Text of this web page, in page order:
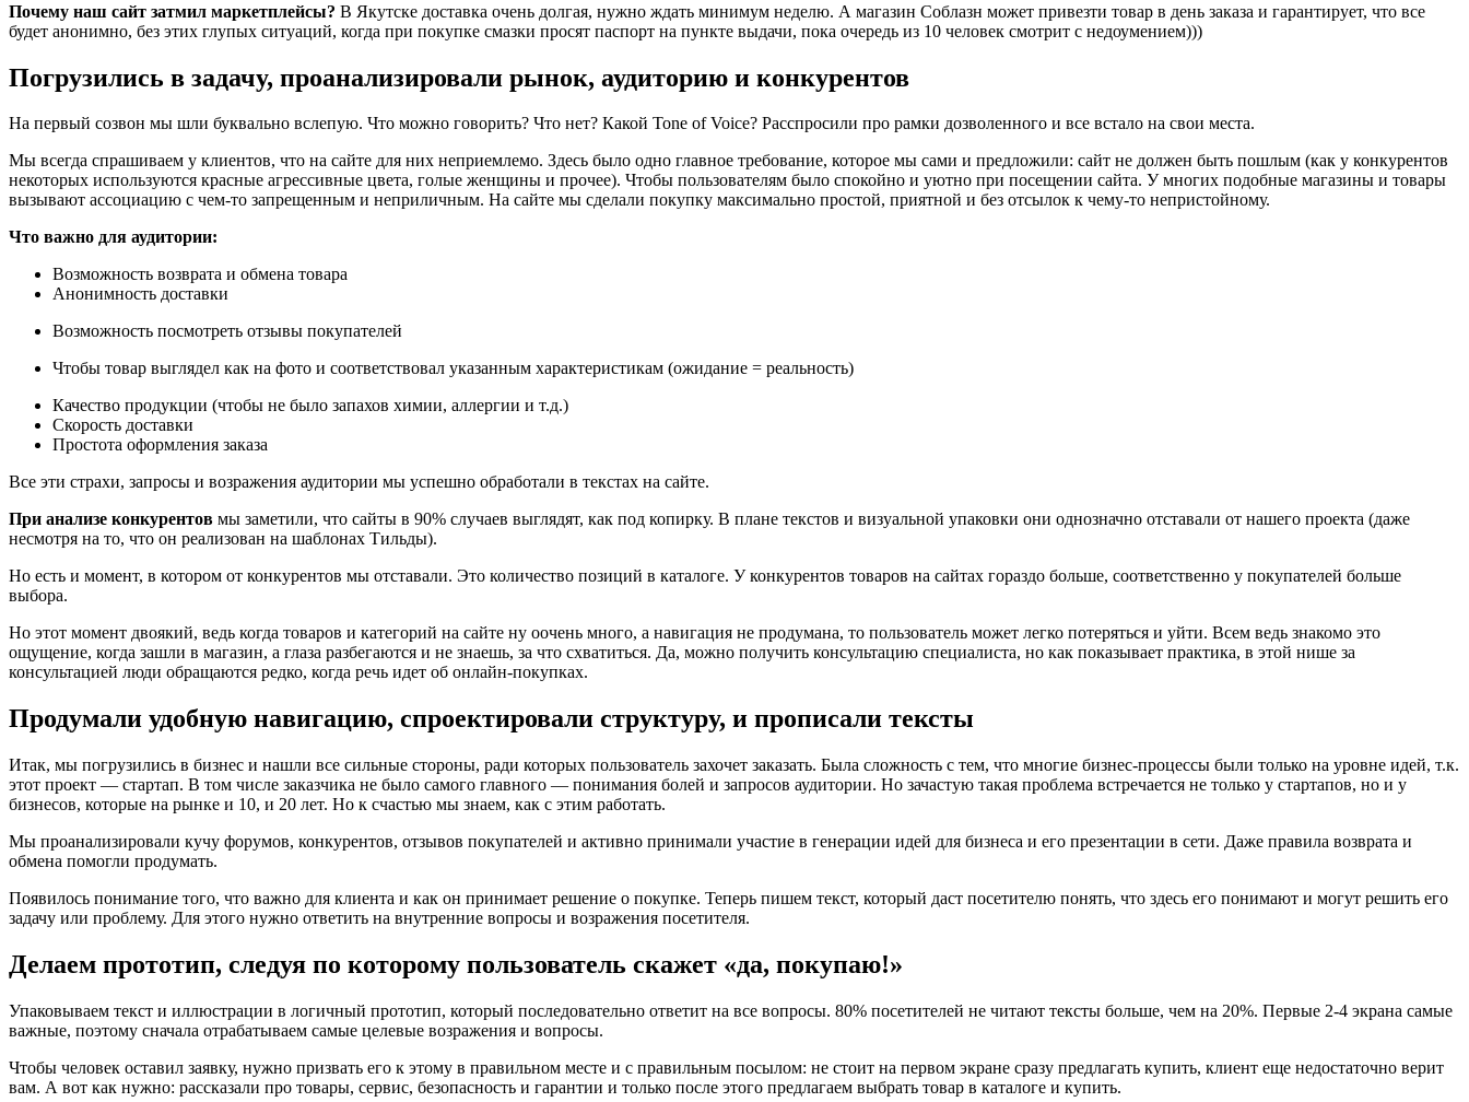
Почему наш сайт затмил маркетплейсы? В Якутске доставка очень долгая, нужно ждать минимум неделю. А магазин Соблазн может привезти товар в день заказа и гарантирует, что все
будет анонимно, без этих глупых ситуаций, когда при покупке смазки просят паспорт на пункте выдачи, пока очередь из 10 человек смотрит с недоумением)))
Погрузились в задачу, проанализировали рынок, аудиторию и конкурентов
На первый созвон мы шли буквально вслепую. Что можно говорить? Что нет? Какой Tone of Voice? Расспросили про рамки дозволенного и все встало на свои места.
Мы всегда спрашиваем у клиентов, что на сайте для них неприемлемо. Здесь было одно главное требование, которое мы сами и предложили: сайт не должен быть пошлым (как у конкурентов
некоторых используются красные агрессивные цвета, голые женщины и прочее). Чтобы пользователям было спокойно и уютно при посещении сайта. У многих подобные магазины и товары
вызывают ассоциацию с чем-то запрещенным и неприличным. На сайте мы сделали покупку максимально простой, приятной и без отсылок к чему-то непристойному.
Что важно для аудитории:
Возможность возврата и обмена товара
Анонимность доставки
Возможность посмотреть отзывы покупателей
Чтобы товар выглядел как на фото и соответствовал указанным характеристикам (ожидание = реальность)
Качество продукции (чтобы не было запахов химии, аллергии и т.д.)
Скорость доставки
Простота оформления заказа
Все эти страхи, запросы и возражения аудитории мы успешно обработали в текстах на сайте.
При анализе конкурентов мы заметили, что сайты в 90% случаев выглядят, как под копирку. В плане текстов и визуальной упаковки они однозначно отставали от нашего проекта (даже
несмотря на то, что он реализован на шаблонах Тильды).
Но есть и момент, в котором от конкурентов мы отставали. Это количество позиций в каталоге. У конкурентов товаров на сайтах гораздо больше, соответственно у покупателей больше
выбора.
Но этот момент двоякий, ведь когда товаров и категорий на сайте ну оочень много, а навигация не продумана, то пользователь может легко потеряться и уйти. Всем ведь знакомо это
ощущение, когда зашли в магазин, а глаза разбегаются и не знаешь, за что схватиться. Да, можно получить консультацию специалиста, но как показывает практика, в этой нише за
консультацией люди обращаются редко, когда речь идет об онлайн-покупках.
Продумали удобную навигацию, спроектировали структуру, и прописали тексты
Итак, мы погрузились в бизнес и нашли все сильные стороны, ради которых пользователь захочет заказать. Была сложность с тем, что многие бизнес-процессы были только на уровне идей, т.к.
этот проект — стартап. В том числе заказчика не было самого главного — понимания болей и запросов аудитории. Но зачастую такая проблема встречается не только у стартапов, но и у
бизнесов, которые на рынке и 10, и 20 лет. Но к счастью мы знаем, как с этим работать.
Мы проанализировали кучу форумов, конкурентов, отзывов покупателей и активно принимали участие в генерации идей для бизнеса и его презентации в сети. Даже правила возврата и
обмена помогли продумать.
Появилось понимание того, что важно для клиента и как он принимает решение о покупке. Теперь пишем текст, который даст посетителю понять, что здесь его понимают и могут решить его
задачу или проблему. Для этого нужно ответить на внутренние вопросы и возражения посетителя.
Делаем прототип, следуя по которому пользователь скажет «да, покупаю!»
Упаковываем текст и иллюстрации в логичный прототип, который последовательно ответит на все вопросы. 80% посетителей не читают тексты больше, чем на 20%. Первые 2-4 экрана самые
важные, поэтому сначала отрабатываем самые целевые возражения и вопросы.
Чтобы человек оставил заявку, нужно призвать его к этому в правильном месте и с правильным посылом: не стоит на первом экране сразу предлагать купить, клиент еще недостаточно верит
вам. А вот как нужно: рассказали про товары, сервис, безопасность и гарантии и только после этого предлагаем выбрать товар в каталоге и купить.